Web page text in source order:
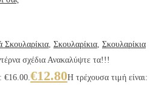
Σκουλαρίκια Σκουλαρίκια Σκουλαρίκια
σχέδια Ανακαλύψτε τα!!!
€16.00. €12.80Η τρέχουσα τιμή είναι: